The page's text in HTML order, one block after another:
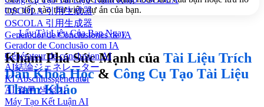
OSCOLA 引用生成器
OSCOLA 引用生成器
Generador de Conclusiones de IA
Gerador de Conclusão com IA
Générateur de conclusion AI
AI結論ジェネレーター
KI Abschlussgenerator
AI 결론 생성기
Máy Tạo Kết Luận AI
trực tiếp vào thư viện dự án của bạn.
Lấy Tài Liệu Của Bạn Ngay
Khám Phá Sức Mạnh của Tài Liệu Trích
Dẫn Khoa Học& Công Cụ Tạo Tài Liệu
Tham Khảo